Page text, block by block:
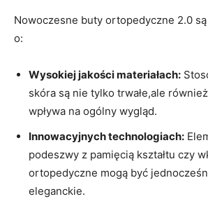
Nowoczesne buty ortopedyczne 2.0
o:
Wysokiej jakości materiałach:
skóra są nie tylko trwałe,ale
wpływa na ogólny wygląd.
Innowacyjnych technologiach:
podeszwy z pamięcią kształtu czy
ortopedyczne mogą być
eleganckie.